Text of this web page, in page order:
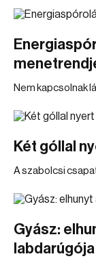
Nem kapcsolnak
Két góllal
A szabolcsi
Gyász:
labdarúgója